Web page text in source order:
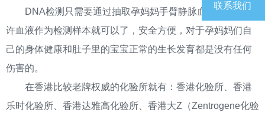
联系我们
DNA检测只需要通过抽取孕妈妈手臂静脉血管当中的些
许血液作为检测样本就可以了，安全方便，对于孕妈妈们自
己的身体健康和肚子里的宝宝正常的生长发育都是没有任何
伤害的。
在香港比较老牌权威的化验所就有：香港化验所、香港
乐时化验所、香港达雅高化验所、香港大Z（Zentrogene化验